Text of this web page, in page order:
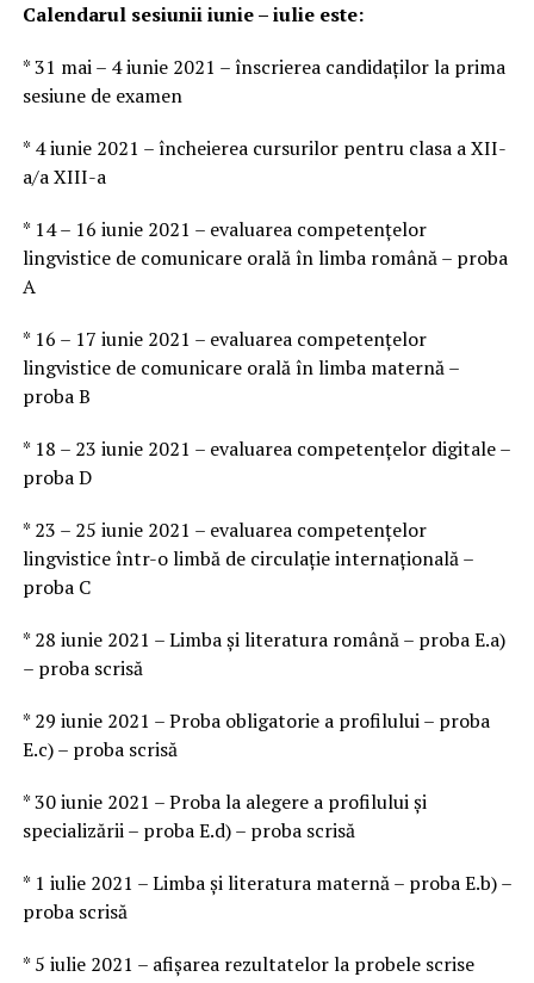
Calendarul sesiunii iunie – iulie este:
* 31 mai – 4 iunie 2021 – înscrierea candidaţilor la prima
sesiune de examen
* 4 iunie 2021 – încheierea cursurilor pentru clasa a XII-
a/a XIII-a
* 14 – 16 iunie 2021 – evaluarea competenţelor
lingvistice de comunicare orală în limba română – proba
A
* 16 – 17 iunie 2021 – evaluarea competenţelor
lingvistice de comunicare orală în limba maternă –
proba B
* 18 – 23 iunie 2021 – evaluarea competenţelor digitale –
proba D
* 23 – 25 iunie 2021 – evaluarea competenţelor
lingvistice într-o limbă de circulaţie internaţională –
proba C
* 28 iunie 2021 – Limba şi literatura română – proba E.a)
– proba scrisă
* 29 iunie 2021 – Proba obligatorie a profilului – proba
E.c) – proba scrisă
* 30 iunie 2021 – Proba la alegere a profilului şi
specializării – proba E.d) – proba scrisă
* 1 iulie 2021 – Limba şi literatura maternă – proba E.b) –
proba scrisă
* 5 iulie 2021 – afişarea rezultatelor la probele scrise